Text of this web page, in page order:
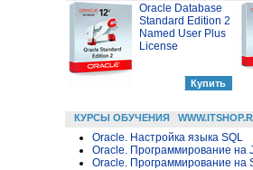
Oracle Database
Standard Edition 2
Named User Plus
License
КУРСЫ ОБУЧЕНИЯ
Oracle. Настройка языка SQL
Oracle. Программирование на
Oracle. Программирование на